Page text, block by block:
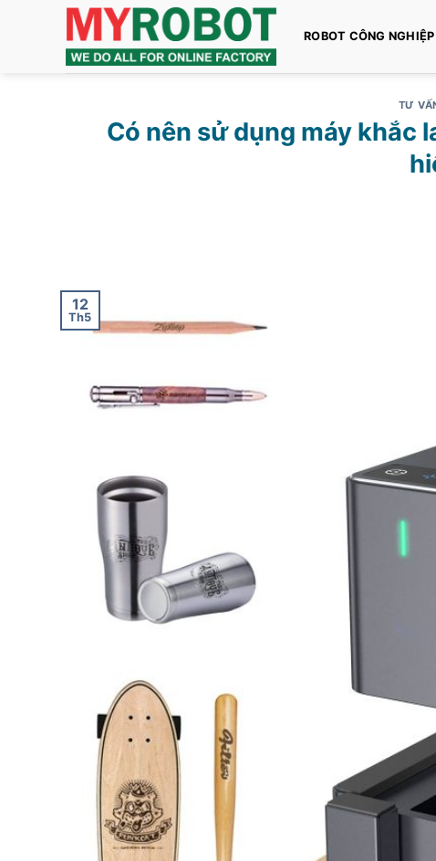
ROBOT CÔNG NGHIỆP
TƯ
Có nên sử dụng máy khắc
12
Th5